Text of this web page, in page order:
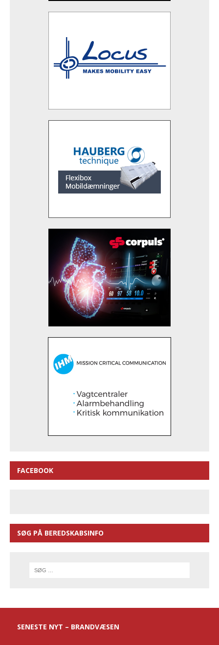
FACEBOOK
SØG PÅ BEREDSKABSINFO
SENESTE NYT – BRANDVÆSEN